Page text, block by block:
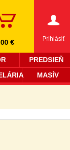
Prihlásiť
€
PREDSIEŇ
MASÍV